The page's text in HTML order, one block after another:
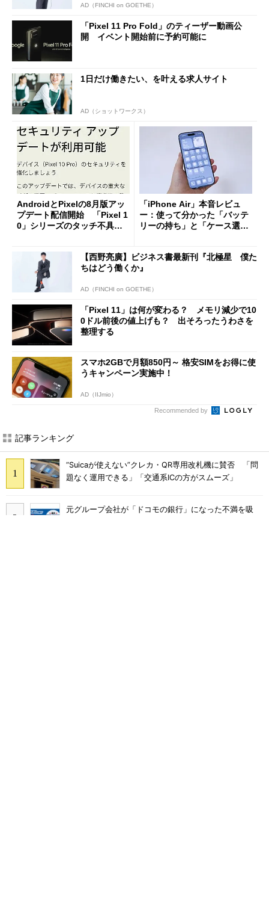
AD（FINCHI on GOETHE）
「Pixel 11 Pro Fold」のティーザー動画公
開 イベント開始前に予約可能に
1日だけ働きたい、を叶える求人サイト
AD（ショットワークス）
AndroidとPixelの8月版アッ
プデート配信開始 「Pixel 1
0」シリーズのタッチ不具合
「iPhone Air」本音レビュ
ー：使って分かった「バッテ
リーの持ち」と「ケース選
【西野亮廣】ビジネス書最新刊『北極星 僕た
ちはどう働くか』
AD（FINCHI on GOETHE）
「Pixel 11」は何が変わる？ メモリ減少で10
0ドル前後の値上げも？ 出そろったうわさを
整理する
スマホ2GBで月額850円～ 格安SIMをお得に使
うキャンペーン実施中！
AD（IIJmio）
Recommended by
記事ランキング
“Suicaが使えない”クレカ・QR専用改札機に賛否 「問
題なく運用できる」「交通系ICの方がスムーズ」
元グループ会社が「ドコモの銀行」になった不満を吸